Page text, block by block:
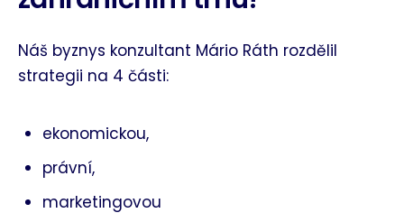
Náš byznys konzultant Mário Ráth rozdělil
strategii na 4 části:
ekonomickou,
právní,
marketingovou